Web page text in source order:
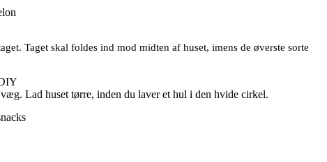
Taget skal foldes ind mod midten af huset, imens de øverste sorte
Lad huset tørre, inden du laver et hul i den hvide cirkel.